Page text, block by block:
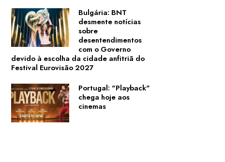
Bulgária: BNT
desmente notícias
sobre
desentendimentos
com o Governo
devido à escolha da cidade anfitriã do
Festival Eurovisão 2027
Portugal: "Playback"
chega hoje aos
cinemas